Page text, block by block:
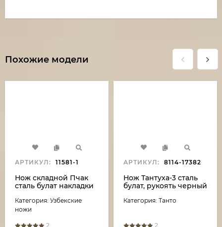
Похожие модели
АРТИКУЛ: 11581-1
Нож складной Пчак
сталь булат накладки
Категория: Узбекские
ножи
2
АРТИКУЛ: 8114-17382
Нож Тантуха-3 сталь
булат, рукоять черный
береза
Категория: Танто
2